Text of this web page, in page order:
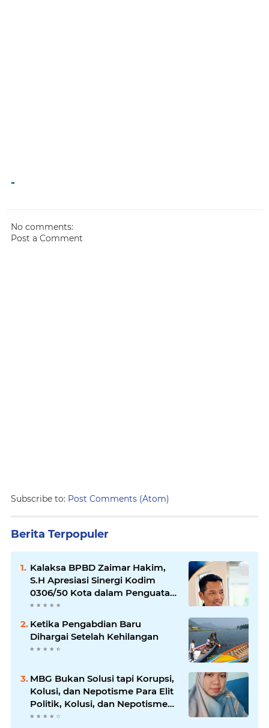
-
No comments:
Post a Comment
Subscribe to: Post Comments (Atom)
Berita Terpopuler
Kalaksa BPBD Zaimar Hakim,
S.H Apresiasi Sinergi Kodim
0306/50 Kota dalam Penguatan
Mitigasi dan Penanganan
Ketika Pengabdian Baru
Dihargai Setelah Kehilangan
MBG Bukan Solusi tapi Korupsi,
Kolusi, dan Nepotisme Para Elit
Politik, Kolusi, dan Nepotisme
Para Elit Politik